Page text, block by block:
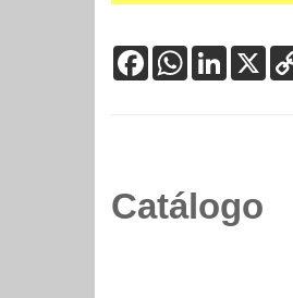
FacebookWhatsApp
LinkedIn
X
Catálogo